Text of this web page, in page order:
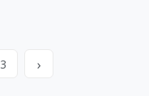
3 ›